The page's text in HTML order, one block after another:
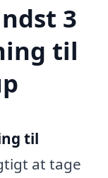
3
til
til
at tage